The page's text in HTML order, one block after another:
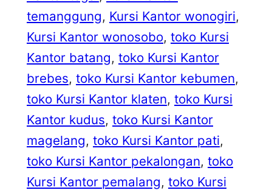
temanggung, Kursi Kantor wonogiri
Kursi Kantor wonosobo, toko Kursi
Kantor batang, toko Kursi Kantor
brebes, toko Kursi Kantor kebumen
toko Kursi Kantor klaten, toko Kursi
Kantor kudus, toko Kursi Kantor
magelang, toko Kursi Kantor pati
toko Kursi Kantor pekalongan, toko
Kursi Kantor pemalang, toko Kursi